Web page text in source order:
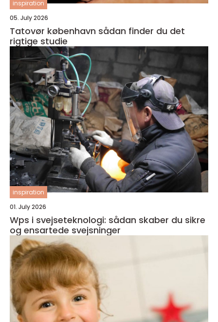
inspiration
05. July 2026
Tatovør københavn sådan finder du det
rigtige studie
inspiration
01. July 2026
Wps i svejseteknologi: sådan skaber du sikre
og ensartede svejsninger